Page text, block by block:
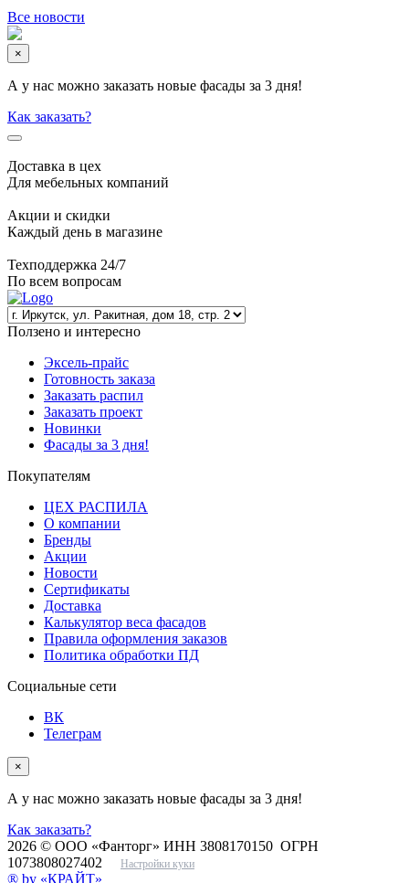
Все новости
×
А у нас можно заказать новые фасады за 3 дня!
Как заказать?
Доставка в цех
Для мебельных компаний
Акции и скидки
Каждый день в магазине
Техподдержка 24/7
По всем вопросам
Ползено и интересно
Эксель-прайс
Готовность заказа
Заказать распил
Заказать проект
Новинки
Фасады за 3 дня!
Покупателям
ЦЕХ РАСПИЛА
О компании
Бренды
Акции
Новости
Сертификаты
Доставка
Калькулятор веса фасадов
Правила оформления заказов
Политика обработки ПД
Социальные сети
ВК
Телеграм
×
А у нас можно заказать новые фасады за 3 дня!
Как заказать?
2026 © ООО «Фанторг» ИНН 3808170150 ОГРН
1073808027402
Настройки куки
® by «КРАЙТ»